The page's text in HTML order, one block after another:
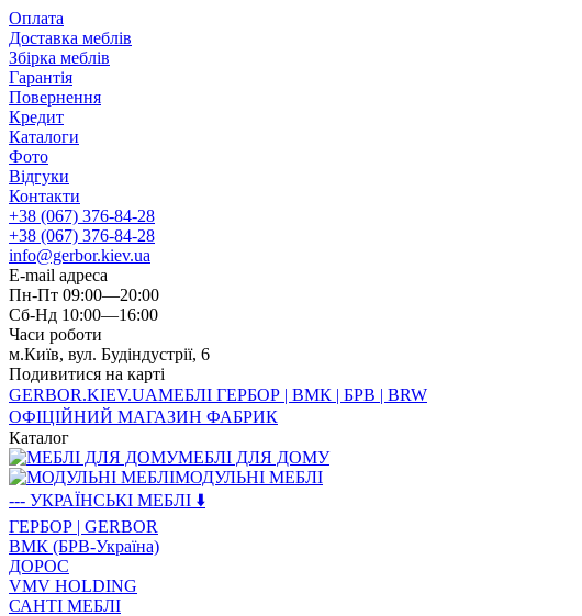
Оплата
Доставка меблів
Збірка меблів
Гарантія
Повернення
Кредит
Каталоги
Фото
Відгуки
Контакти
+38 (067) 376-84-28
+38 (067) 376-84-28
info@gerbor.kiev.ua
E-mail адреса
Пн-Пт 09:00—20:00
Сб-Нд 10:00—16:00
Часи роботи
м.Київ, вул. Будіндустрії, 6
Подивитися на карті
GERBOR.KIEV.UAМЕБЛI ГЕРБОР | ВМК | БРВ | BRW
ОФІЦІЙНИЙ МАГАЗИН ФАБРИК
Каталог
МЕБЛІ ДЛЯ ДОМУ
МОДУЛЬНІ МЕБЛІ
--- УКРАЇНСЬКІ МЕБЛІ ⬇️
ГЕРБОР | GERBOR
ВМК (БРВ-Україна)
ДОРОС
VMV HOLDING
САНТІ МЕБЛІ